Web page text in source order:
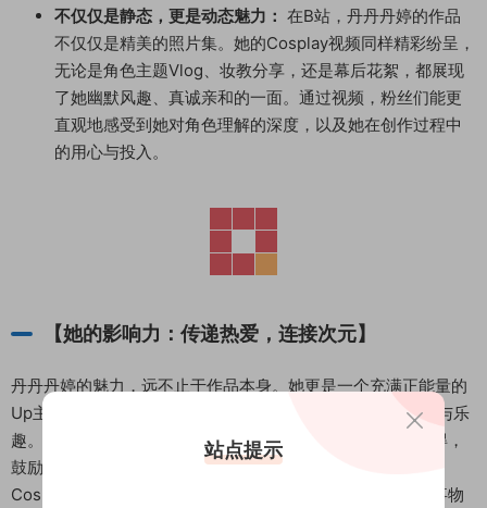
不仅仅是静态，更是动态魅力： 在B站，丹丹丹婷的作品
不仅仅是精美的照片集。她的Cosplay视频同样精彩纷呈，
无论是角色主题Vlog、妆教分享，还是幕后花絮，都展现
了她幽默风趣、真诚亲和的一面。通过视频，粉丝们能更
直观地感受到她对角色理解的深度，以及她在创作过程中
的用心与投入。
【她的影响力：传递热爱，连接次元】
丹丹丹婷的魅力，远不止于作品本身。她更是一个充满正能量的
Up主，通过自己的影响力，积极传递着Cosplay文化的魅力与乐
趣。她常常在直播中与粉丝互动，分享Cosplay的经验与心得，
鼓励更多人加入到这个充满爱的大家庭中。她用行动证明，
Cosplay不仅是一种爱好，更是一种自我表达，一种对热爱事物
站点提示